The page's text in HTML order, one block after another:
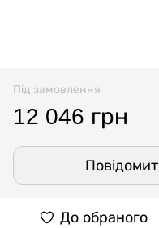
Під замовлення
12 046 грн
До обраного